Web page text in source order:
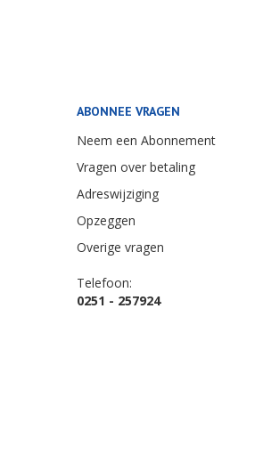
ABONNEE VRAGEN
Neem een Abonnement
Vragen over betaling
Adreswijziging
Opzeggen
Overige vragen
Telefoon:
0251 - 257924